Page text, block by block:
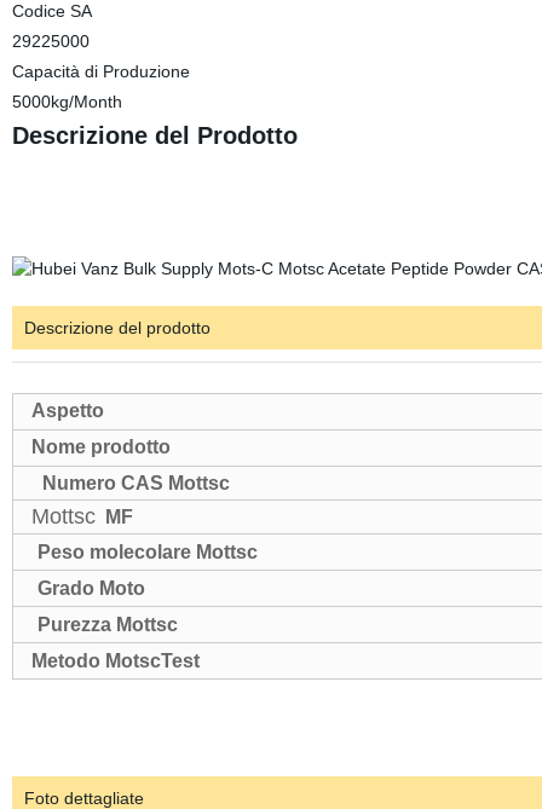
Codice SA
29225000
Capacità di Produzione
5000kg/Month
Descrizione del Prodotto
Descrizione del prodotto
Aspetto
Nome prodotto
Numero CAS Mottsc
Mottsc
MF
Peso molecolare Mottsc
Grado Moto
Purezza Mottsc
Metodo MotscTest
Foto dettagliate